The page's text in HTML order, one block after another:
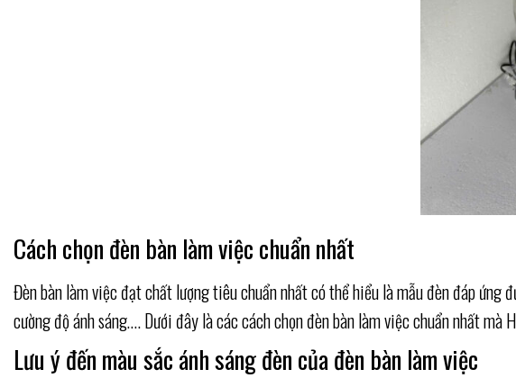
Cách chọn đèn bàn làm việc chuẩn nhất
Đèn bàn làm việc đạt chất lượng tiêu chuẩn nhất có thể hiểu là mẫu đèn đáp ứng
cường độ ánh sáng…. Dưới đây là các cách chọn đèn bàn làm việc chuẩn nhất
Lưu ý đến màu sắc ánh sáng đèn của đèn bàn làm việc